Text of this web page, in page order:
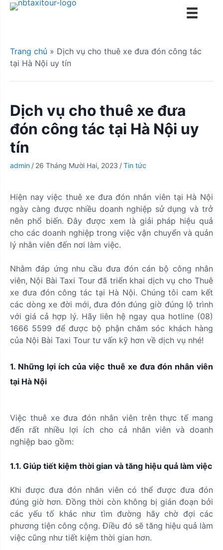
Trang chủ » Dịch vụ cho thuê xe đưa đón công tác
tại Hà Nội uy tín
Dịch vụ cho thuê xe đưa
đón công tác tại Hà Nội uy
tín
admin / 26 Tháng Mười Hai, 2023 /Tin tức
Hiện nay việc thuê xe đưa đón nhân viên tại Hà Nội
ngày càng được nhiều doanh nghiệp sử dụng và trở
nên phổ biến. Đây được xem là giải pháp hiệu quả
cho các doanh nghiệp trong việc vận chuyển và quản
lý nhân viên đến nơi làm việc.
Nhằm đáp ứng nhu cầu đưa đón cán bộ công nhân
viên, Nội Bài Taxi Tour đã triển khai dịch vụ cho Thuê
xe đưa đón công tác tại Hà Nội. Chúng tôi cam kết
các dòng xe đời mới, đưa đón đúng giờ đúng lộ trình
với giá cả hợp lý. Hãy liên hệ ngay qua hotline (08)
1666 5599 để được bộ phận chăm sóc khách hàng
của Nội Bài Taxi Tour tư vấn kỹ hơn về dịch vụ nhé!
1. Những lợi ích của việc thuê xe đưa đón nhân viên
tại Hà Nội
Việc thuê xe đưa đón nhân viên trên thực tế mang
đến rất nhiều lợi ích cho cả nhân viên và doanh
nghiệp bao gồm:
1.1. Giúp tiết kiệm thời gian và tăng hiệu quả làm việc
Khi được đưa đón nhân viên có thể được đưa đón
đúng giờ hơn. Đồng thời còn không bị gián đoạn bởi
các yếu tố khác như tìm đường hãy chờ đợi các
phương tiện công cộng. Điều đó sẽ tăng hiệu quả làm
việc cũng như tiết kiệm thời gian hơn.